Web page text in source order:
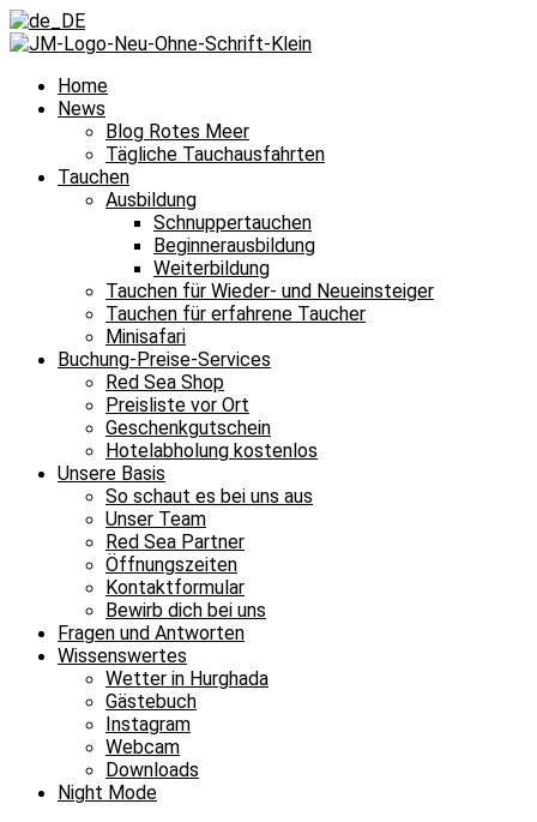
Home
News
Blog Rotes Meer
Tägliche Tauchausfahrten
Tauchen
Ausbildung
Schnuppertauchen
Beginnerausbildung
Weiterbildung
Tauchen für Wieder- und Neueinsteiger
Tauchen für erfahrene Taucher
Minisafari
Buchung-Preise-Services
Red Sea Shop
Preisliste vor Ort
Geschenkgutschein
Hotelabholung kostenlos
Unsere Basis
So schaut es bei uns aus
Unser Team
Red Sea Partner
Öffnungszeiten
Kontaktformular
Bewirb dich bei uns
Fragen und Antworten
Wissenswertes
Wetter in Hurghada
Gästebuch
Instagram
Webcam
Downloads
Night Mode